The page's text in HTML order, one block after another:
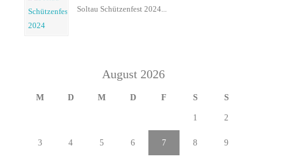
Soltau Schützenfest 2024...
August 2026
M D M D F S S
1 2
3 4 5 6 7 8 9